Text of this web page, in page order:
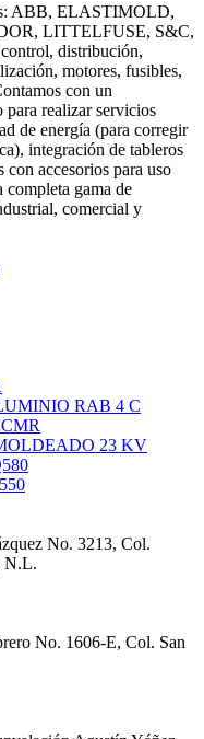
ABB, ELASTIMOLD,
LITTELFUSE, S&C,
distribución,
motores, fusibles,
con un
para realizar servicios
de energía (para corregir
integración de tableros
accesorios para uso
completa gama de
comercial y
RAB 4 C
23 KV
No. 3213, Col.
N.L.
No. 1606-E, Col. San